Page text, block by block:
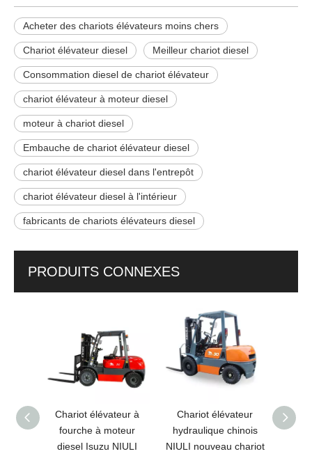
Acheter des chariots élévateurs moins chers
Chariot élévateur diesel Meilleur chariot diesel
Consommation diesel de chariot élévateur
chariot élévateur à moteur diesel
moteur à chariot diesel
Embauche de chariot élévateur diesel
chariot élévateur diesel dans l'entrepôt
chariot élévateur diesel à l'intérieur
fabricants de chariots élévateurs diesel
PRODUITS CONNEXES
Chariot élévateur à
fourche à moteur
diesel Isuzu NIULI
Chariot élévateur
hydraulique chinois
NIULI nouveau chariot